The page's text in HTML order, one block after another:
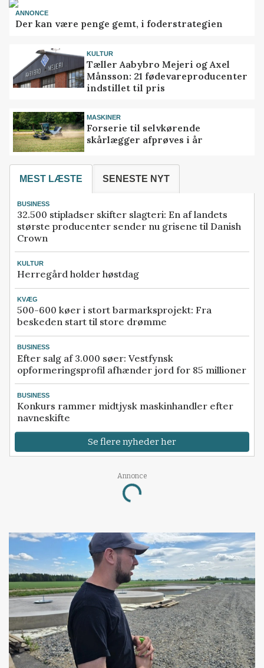
ANNONCE
Der kan være penge gemt, i foderstrategien
KULTUR
Tæller Aabybro Mejeri og Axel
Månsson: 21 fødevareproducenter
indstillet til pris
MASKINER
Forserie til selvkørende
skårlægger afprøves i år
MEST LÆSTE SENESTE NYT
BUSINESS
32.500 stipladser skifter slagteri: En af landets
største producenter sender nu grisene til Danish
Crown
KULTUR
Herregård holder høstdag
KVÆG
500-600 køer i stort barmarksprojekt: Fra
beskeden start til store drømme
BUSINESS
Efter salg af 3.000 søer: Vestfynsk
opformeringsprofil afhænder jord for 85 millioner
BUSINESS
Konkurs rammer midtjysk maskinhandler efter
navneskifte
Se flere nyheder her
Annonce
Loading...